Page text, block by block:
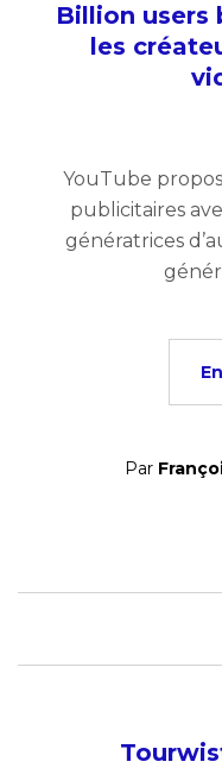
Billion users
les
YouTube
publicitaires
génératrices
Par